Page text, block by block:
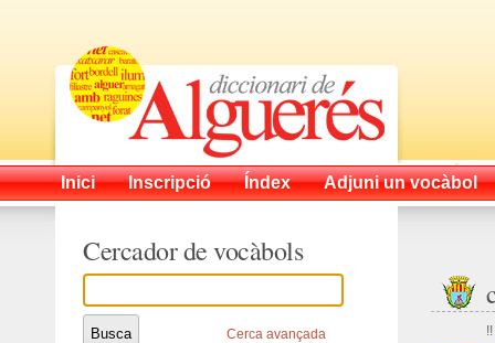
Inici Inscripció Índex Adjuni un vocàbol
!!
Cercador de vocàbols
Cerca avançada